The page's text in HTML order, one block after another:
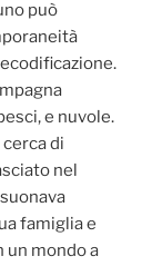
può
e nuvole.
di
nel
famiglia e
un mondo a